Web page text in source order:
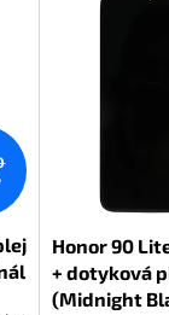
Honor 90
+ dotyková
(Midnight